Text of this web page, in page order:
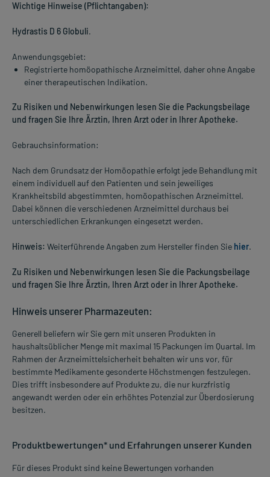
Wichtige Hinweise (Pflichtangaben):
Hydrastis D 6 Globuli.
Anwendungsgebiet:
Registrierte homöopathische Arzneimittel, daher ohne Angabe
einer therapeutischen Indikation.
Zu Risiken und Nebenwirkungen lesen Sie die Packungsbeilage
und fragen Sie Ihre Ärztin, Ihren Arzt oder in Ihrer Apotheke.
Gebrauchsinformation:
Nach dem Grundsatz der Homöopathie erfolgt jede Behandlung mit
einem individuell auf den Patienten und sein jeweiliges
Krankheitsbild abgestimmten, homöopathischen Arzneimittel.
Dabei können die verschiedenen Arzneimittel durchaus bei
unterschiedlichen Erkrankungen eingesetzt werden.
Hinweis: Weiterführende Angaben zum Hersteller finden Sie hier.
Zu Risiken und Nebenwirkungen lesen Sie die Packungsbeilage
und fragen Sie Ihre Ärztin, Ihren Arzt oder in Ihrer Apotheke.
Hinweis unserer Pharmazeuten:
Generell beliefern wir Sie gern mit unseren Produkten in
haushaltsüblicher Menge mit maximal 15 Packungen im Quartal. Im
Rahmen der Arzneimittelsicherheit behalten wir uns vor, für
bestimmte Medikamente gesonderte Höchstmengen festzulegen.
Dies trifft insbesondere auf Produkte zu, die nur kurzfristig
angewandt werden oder ein erhöhtes Potenzial zur Überdosierung
besitzen.
Produktbewertungen* und Erfahrungen unserer Kunden
Für dieses Produkt sind keine Bewertungen vorhanden